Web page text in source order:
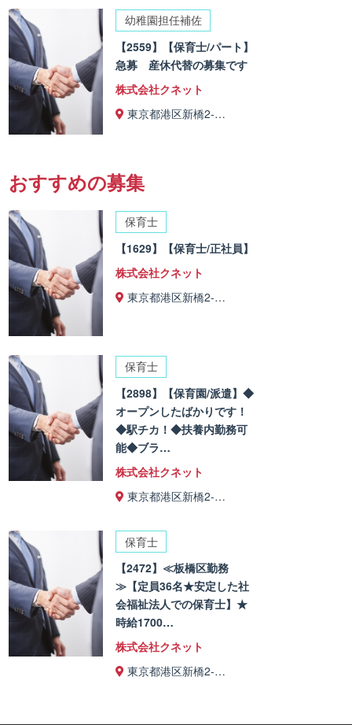
幼稚園担任補佐
【2559】【保育士/パート】
急募 産休代替の募集です
株式会社クネット
東京都港区新橋2-…
おすすめの募集
保育士
【1629】【保育士/正社員】
株式会社クネット
東京都港区新橋2-…
保育士
【2898】【保育園/派遣】◆
オープンしたばかりです！
◆駅チカ！◆扶養内勤務可
能◆ブラ…
株式会社クネット
東京都港区新橋2-…
保育士
【2472】≪板橋区勤務
≫【定員36名★安定した社
会福祉法人での保育士】★
時給1700…
株式会社クネット
東京都港区新橋2-…